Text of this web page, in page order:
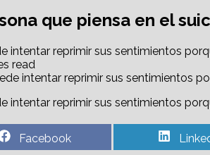
que piensa en el
intentar reprimir sus sentimientos
read
intentar reprimir sus sentimientos
Share
on
Facebook
Share
on